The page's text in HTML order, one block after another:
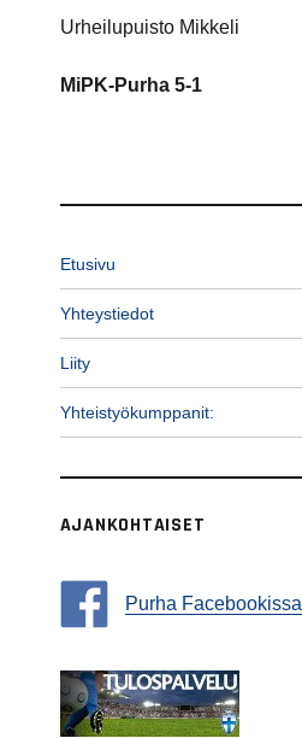
Urheilupuisto Mikkeli
MiPK-Purha 5-1
Etusivu
Yhteystiedot
Liity
Yhteistyökumppanit:
AJANKOHTAISET
Purha Facebookissa